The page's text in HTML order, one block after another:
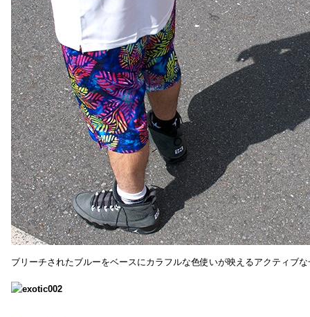
ブリーチされたブルーをベースにカラフルな色使いが映えるアクティブ